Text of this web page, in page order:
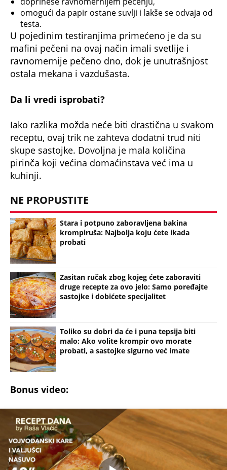
omogući da papir ostane suvlji i lakše se odvaja od
testa.
U pojedinim testiranjima primećeno je da su
mafini pečeni na ovaj način imali svetlije i
ravnomernije pečeno dno, dok je unutrašnjost
ostala mekana i vazdušasta.
Da li vredi isprobati?
Iako razlika možda neće biti drastična u svakom
receptu, ovaj trik ne zahteva dodatni trud niti
skupe sastojke. Dovoljna je mala količina
pirinča koji većina domaćinstava već ima u
kuhinji.
NE PROPUSTITE
Stara i potpuno zaboravljena bakina
krompiruša: Najbolja koju ćete ikada
probati
Zasitan ručak zbog kojeg ćete zaboraviti
druge recepte za ovo jelo: Samo poređajte
sastojke i dobićete specijalitet
Toliko su dobri da će i puna tepsija biti
malo: Ako volite krompir ovo morate
probati, a sastojke sigurno već imate
Bonus video: